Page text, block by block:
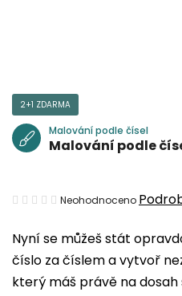
Nyní se můžeš stát
číslo za číslem a vytvoř
který máš právě na
2+1 ZDARMA
Malování podle čísel
Malování podle
Průměrné
produktu
je
0,0
Neohodnoceno